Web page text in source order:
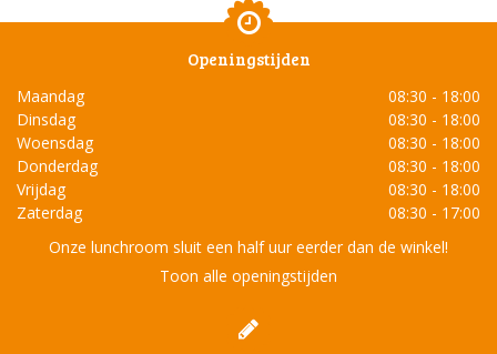
Openingstijden
Maandag
08:30 - 18:00
Dinsdag
08:30 - 18:00
Woensdag
08:30 - 18:00
Donderdag
08:30 - 18:00
Vrijdag
08:30 - 18:00
Zaterdag
08:30 - 17:00
Onze lunchroom sluit een half uur eerder dan de winkel!
Toon alle openingstijden